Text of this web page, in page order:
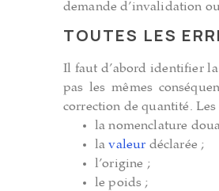
demande d’invalidation
TOUTES LES
Il faut d’abord identifier la
pas les mêmes
correction de quantité.
la nomenclature
lavaleur déclarée ;
l’origine ;
le poids ;